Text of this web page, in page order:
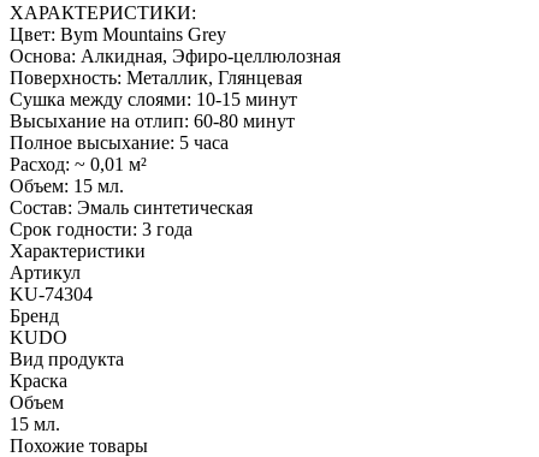
ХАРАКТЕРИСТИКИ:
Цвет: Bym Mountains Grey
Основа: Алкидная, Эфиро-целлюлозная
Поверхность: Металлик, Глянцевая
Сушка между слоями: 10-15 минут
Высыхание на отлип: 60-80 минут
Полное высыхание: 5 часа
Расход: ~ 0,01 м²
Объем: 15 мл.
Состав: Эмаль синтетическая
Срок годности: 3 года
Характеристики
Артикул
KU-74304
Бренд
KUDO
Вид продукта
Краска
Объем
15 мл.
Похожие товары